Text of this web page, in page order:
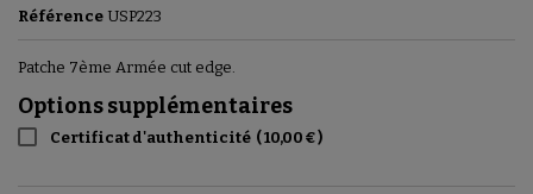
Référence USP223
Patche 7ème Armée cut edge.
Options supplémentaires
Certificat d'authenticité ( 10,00 €)